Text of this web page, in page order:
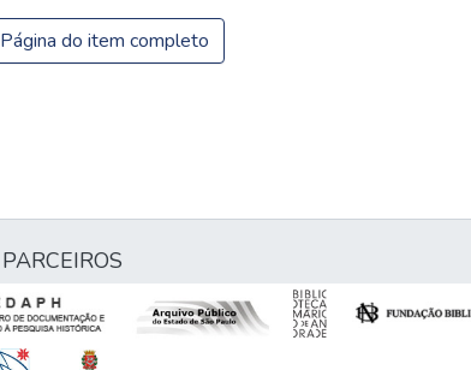
Página do item completo
PARCEIROS